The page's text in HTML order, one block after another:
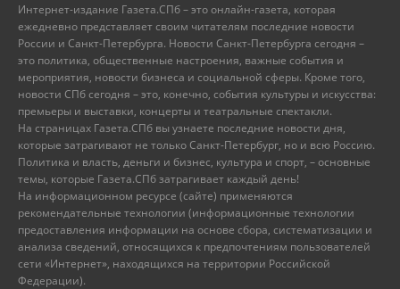
Интернет-издание Газета.СПб – это онлайн-газета, которая
ежедневно представляет своим читателям последние новости
России и Санкт-Петербурга. Новости Санкт-Петербурга сегодня –
это политика, общественные настроения, важные события и
мероприятия, новости бизнеса и социальной сферы. Кроме того,
новости СПб сегодня – это, конечно, события культуры и искусства:
премьеры и выставки, концерты и театральные спектакли.
На страницах Газета.СПб вы узнаете последние новости дня,
которые затрагивают не только Санкт-Петербург, но и всю Россию.
Политика и власть, деньги и бизнес, культура и спорт, – основные
темы, которые Газета.СПб затрагивает каждый день!
На информационном ресурсе (сайте) применяются
рекомендательные технологии (информационные технологии
предоставления информации на основе сбора, систематизации и
анализа сведений, относящихся к предпочтениям пользователей
сети «Интернет», находящихся на территории Российской
Федерации).